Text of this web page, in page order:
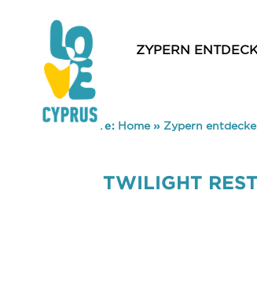
ZYPERN
You are here: Home» Zypern
TWILIGHT